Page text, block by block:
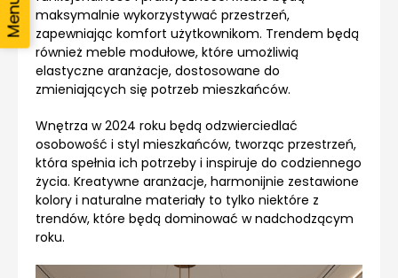
maksymalnie wykorzystywać przestrzeń,
zapewniając komfort użytkownikom. Trendem będą
również meble modułowe, które umożliwią
elastyczne aranżacje, dostosowane do
zmieniających się potrzeb mieszkańców.
Wnętrza w 2024 roku będą odzwierciedlać
osobowość i styl mieszkańców, tworząc przestrzeń,
która spełnia ich potrzeby i inspiruje do codziennego
życia. Kreatywne aranżacje, harmonijnie zestawione
kolory i naturalne materiały to tylko niektóre z
trendów, które będą dominować w nadchodzącym
roku.